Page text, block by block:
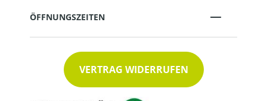
ÖFFNUNGSZEITEN
VERTRAG WIDERRUFEN